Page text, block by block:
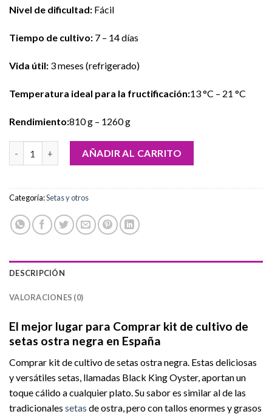
Nivel de dificultad: Fácil
Tiempo de cultivo: 7 – 14 días
Vida útil: 3 meses (refrigerado)
Temperatura ideal para la fructificación:13 °C – 21 °C
Rendimiento:810 g – 1260 g
Comprar kit de cultivo de setas ostra negra cantidad
AÑADIR AL CARRITO
Categoría:Setas y otros
DESCRIPCIÓN
VALORACIONES (0)
El mejor lugar para Comprar kit de cultivo de
setas ostra negra en España
Comprar kit de cultivo de setas ostra negra. Estas deliciosas
y versátiles setas, llamadas Black King Oyster, aportan un
toque cálido a cualquier plato. Su sabor es similar al de las
tradicionales setas de ostra, pero con tallos enormes y grasos